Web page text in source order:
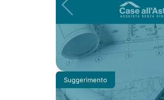
Suggerimento